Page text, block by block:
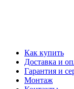
Как купить
Доставка и
Гарантия и
Монтаж